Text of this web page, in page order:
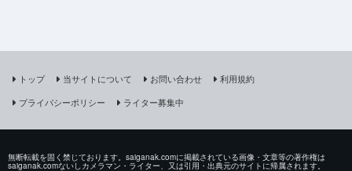
トップ 当サイトについて お問い合わせ
利用規約
プライバシーポリシー
ライター募集中
無断転載を固く禁じております。saiganak.comに掲載されている画像・文章等の著作権は
saiganak.comないしカメラマン・ライター、又は引用・出典元のサイトに帰属されます。